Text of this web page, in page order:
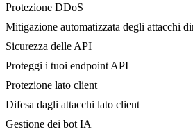
Protezione DDoS
Mitigazione automatizzata degli attacchi
Sicurezza delle API
Proteggi i tuoi endpoint API
Protezione lato client
Difesa dagli attacchi lato client
Gestione dei bot IA